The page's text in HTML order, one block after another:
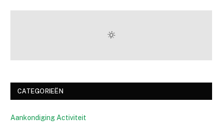
CATEGORIEËN
Aankondiging Activiteit